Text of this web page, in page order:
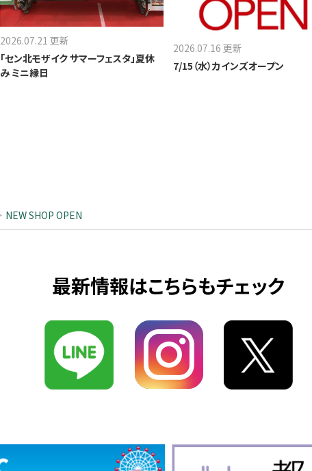
2026.07.21 更新
「セン北モザイク サマーフェスタ」夏休
み ミニ縁日
2026.07.16 更新
7/15（水）カインズオープン
NEW SHOP OPEN
最新情報はこちらもチェック